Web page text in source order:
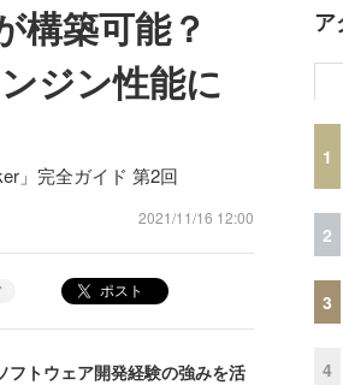
構築可能？
ジン性能に
」完全ガイド 第2回
2021/11/16 12:00
ポスト
トウェア開発経験の強みを活
ア
1
2
3
4